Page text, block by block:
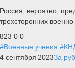
Россия, вероятно,
трехсторонних
823 0 0
#Военные учения
4 сентября 2023За